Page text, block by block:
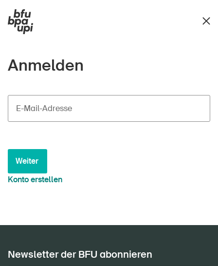
Anmelden
E-Mail-Adresse
Weiter
Konto erstellen
Newsletter der BFU abonnieren